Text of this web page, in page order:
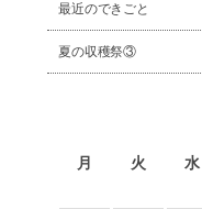
最近のできごと
夏の収穫祭③
月 火 水